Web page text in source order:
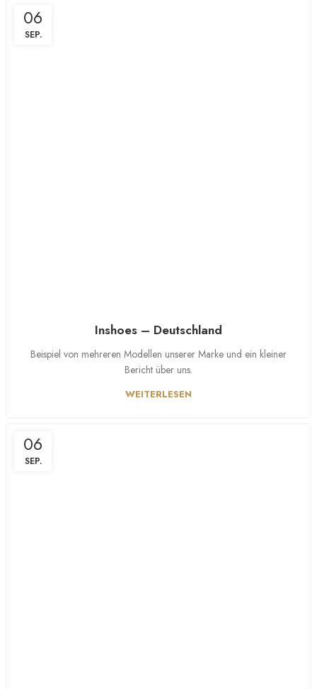
06
SEP.
Inshoes – Deutschland
Beispiel von mehreren Modellen unserer Marke und ein kleiner
Bericht über uns.
WEITERLESEN
06
SEP.